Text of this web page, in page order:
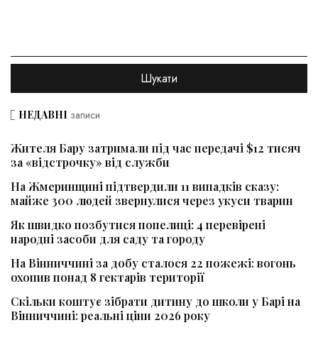
НЕДАВНІ записи
Жителя Бару затримали під час передачі $12 тисяч
за «відстрочку» від служби
На Жмеринщині підтвердили 11 випадків сказу:
майже 300 людей звернулися через укуси тварин
Як швидко позбутися попелиці: 4 перевірені
народні засоби для саду та городу
На Вінниччині за добу сталося 22 пожежі: вогонь
охопив понад 8 гектарів території
Скільки коштує зібрати дитину до школи у Барі на
Вінниччині: реальні ціни 2026 року